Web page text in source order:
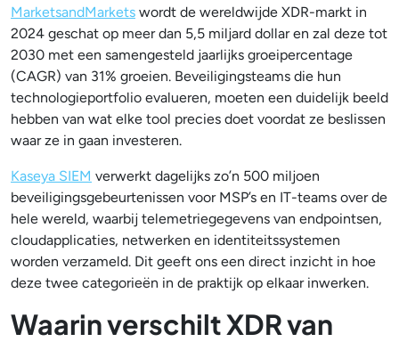
MarketsandMarkets wordt de wereldwijde XDR-markt in
2024 geschat op meer dan 5,5 miljard dollar en zal deze tot
2030 met een samengesteld jaarlijks groeipercentage
(CAGR) van 31% groeien. Beveiligingsteams die hun
technologieportfolio evalueren, moeten een duidelijk beeld
hebben van wat elke tool precies doet voordat ze beslissen
waar ze in gaan investeren.
Kaseya SIEM verwerkt dagelijks zo’n 500 miljoen
beveiligingsgebeurtenissen voor MSP’s en IT-teams over de
hele wereld, waarbij telemetriegegevens van endpointsen,
cloudapplicaties, netwerken en identiteitssystemen
worden verzameld. Dit geeft ons een direct inzicht in hoe
deze twee categorieën in de praktijk op elkaar inwerken.
Waarin verschilt XDR van